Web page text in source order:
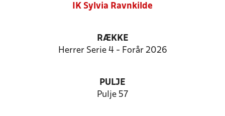
IK Sylvia Ravnkilde
RÆKKE
Herrer Serie 4 - Forår 2026
PULJE
Pulje 57